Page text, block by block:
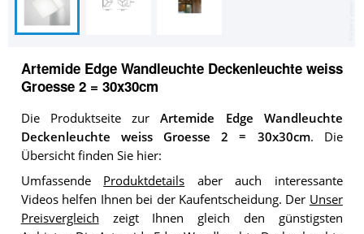
Artemide Edge Wandleuchte Deckenleuchte weiss
Groesse 2 = 30x30cm
Die Produktseite zurArtemide Edge Wandleuchte
Deckenleuchte weiss Groesse 2 = 30x30cm. Die
Übersicht finden Sie hier:
Umfassende Produktdetails aber auch interessante
Videos helfen Ihnen bei der Kaufentscheidung. Der Unser
Preisvergleich zeigt Ihnen gleich den günstigsten